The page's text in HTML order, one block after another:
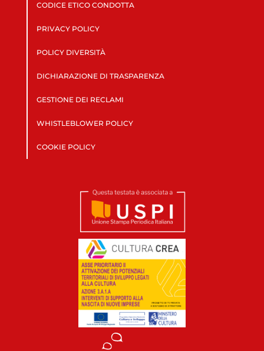
CODICE ETICO CONDOTTA
PRIVACY POLICY
POLICY DIVERSITÀ
DICHIARAZIONE DI TRASPARENZA
GESTIONE DEI RECLAMI
WHISTLEBLOWER POLICY
COOKIE POLICY